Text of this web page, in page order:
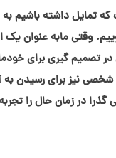
تمایل داشته باشیم
تصمیم گیری برای
شخصی نیز برای رسیدن
در زمان حال را